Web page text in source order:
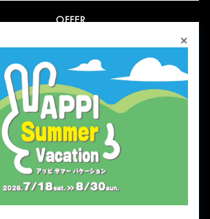
OFFER
ショップ
関連施設
資料ダウンロード
×